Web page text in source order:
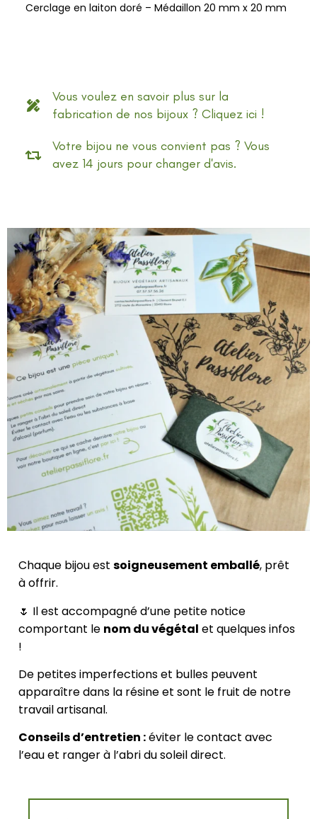
Cerclage en laiton doré – Médaillon 20 mm x 20 mm
Vous voulez en savoir plus sur la
fabrication de nos bijoux ? Cliquez ici !
Votre bijou ne vous convient pas ? Vous
avez 14 jours pour changer d'avis.
Chaque bijou est soigneusement emballé, prêt
à offrir.
🌷 Il est accompagné d’une petite notice
comportant le nom du végétal et quelques infos
!
De petites imperfections et bulles peuvent
apparaître dans la résine et sont le fruit de notre
travail artisanal.
Conseils d’entretien :éviter le contact avec
l’eau et ranger à l’abri du soleil direct.